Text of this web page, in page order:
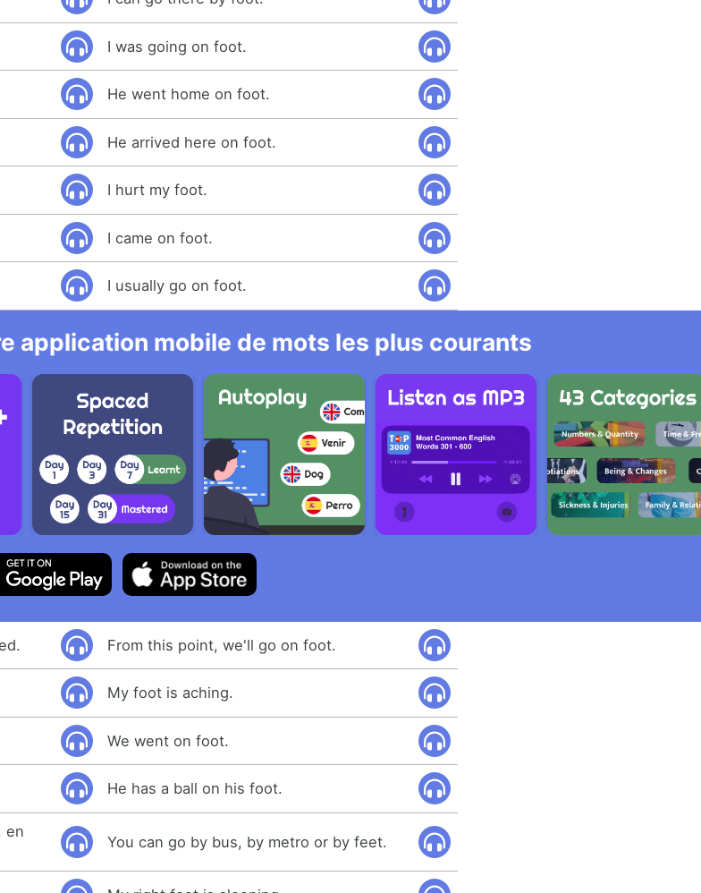
I was going on foot.
He went home on foot.
He arrived here on foot.
I hurt my foot.
I came on foot.
I usually go on foot.
application mobile de mots les plus courants
From this point, we'll go on foot.
My foot is aching.
We went on foot.
He has a ball on his foot.
en
You can go by bus, by metro or by feet.